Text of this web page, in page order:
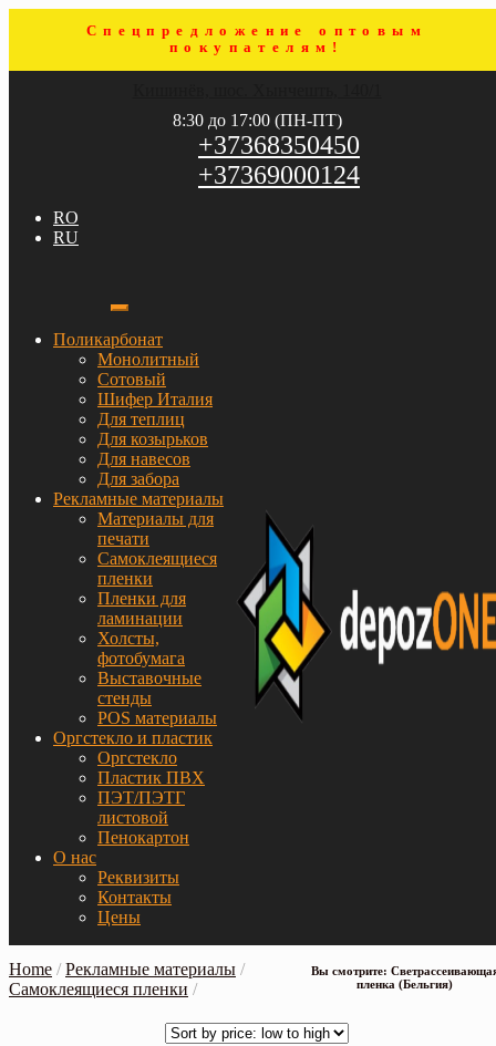
Спецпредложение оптовым
покупателям!
8:30 до 17:00 (ПН-ПТ)
+37368350450
+37369000124
RO
RU
Поликарбонат
Монолитный
Сотовый
Шифер Италия
Для теплиц
Для козырьков
Для навесов
Для забора
Рекламные материалы
Материалы для
печати
Самоклеящиеся
пленки
Пленки для
ламинации
Холсты,
фотобумага
Выставочные
стенды
POS материалы
Оргстекло и пластик
Оргстекло
Пластик ПВХ
ПЭТ/ПЭТГ
листовой
Пенокартон
О нас
Реквизиты
Контакты
Цены
Вы смотрите:
пленка (Бельгия)
Home /Рекламные материалы /
Самоклеящиеся пленки /